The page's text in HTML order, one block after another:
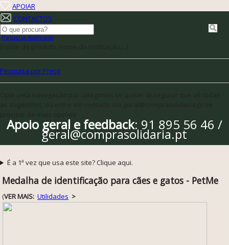
APOIAR
CONTACTOS
Pesquisa Avançada
Pesquisa por Preço
Apoio geral e feedback: 91 895 56 46 /
geral@comprasolidaria.pt
É a 1ª vez que usa este site? Clique aqui.
Medalha de identificação para cães e gatos - PetMe
(VER MAIS: Utilidades >